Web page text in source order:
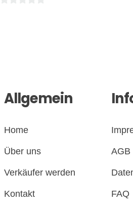
Allgemein
Home
Über uns
Verkäufer werden
Kontakt
AGB
FAQ